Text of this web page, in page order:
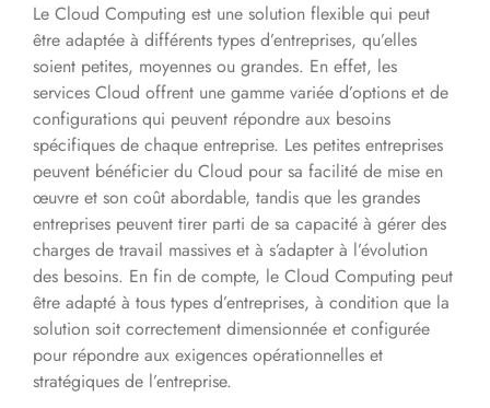
Le Cloud Computing est une solution flexible qui peut
être adaptée à différents types d’entreprises, qu’elles
soient petites, moyennes ou grandes. En effet, les
services Cloud offrent une gamme variée d’options et de
configurations qui peuvent répondre aux besoins
spécifiques de chaque entreprise. Les petites entreprises
peuvent bénéficier du Cloud pour sa facilité de mise en
œuvre et son coût abordable, tandis que les grandes
entreprises peuvent tirer parti de sa capacité à gérer des
charges de travail massives et à s’adapter à l’évolution
des besoins. En fin de compte, le Cloud Computing peut
être adapté à tous types d’entreprises, à condition que la
solution soit correctement dimensionnée et configurée
pour répondre aux exigences opérationnelles et
stratégiques de l’entreprise.